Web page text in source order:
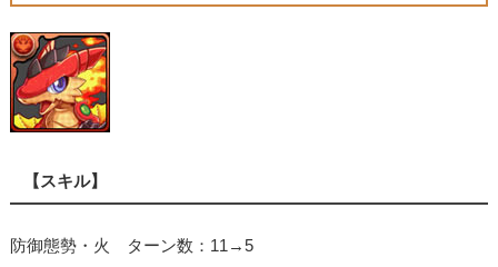
【スキル】
防御態勢・火 ターン数：11→5